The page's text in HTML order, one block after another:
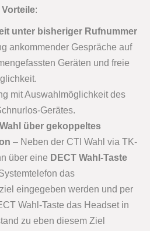
Vorteile:
unter bisheriger Rufnummer
ankommender Gespräche auf
Geräten und freie
mit Auswahlmöglichkeit des
Gerätes.
über gekoppeltes
– Neben der CTI Wahl via TK-
über eine DECT Wahl-Taste
das
eingegeben werden und per
Wahl-Taste das Headset in
zu eben diesem Ziel